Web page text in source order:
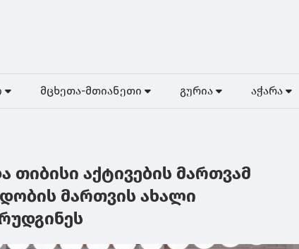
მცხეთა-მთიანეთი გურია აჭარა
თიბისი აქტივების მართვამ
მართვის ახალი